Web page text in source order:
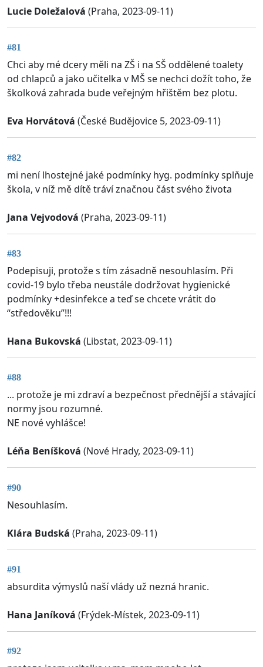
Lucie Doležalová (Praha, 2023-09-11)
#81
Chci aby mé dcery měli na ZŠ i na SŠ oddělené toalety
od chlapců a jako učitelka v MŠ se nechci dožít toho, že
školková zahrada bude veřejným hřištěm bez plotu.
Eva Horvátová (České Budějovice 5, 2023-09-11)
#82
mi není lhostejné jaké podmínky hyg. podmínky splňuje
škola, v níž mě dítě tráví značnou část svého života
Jana Vejvodová (Praha, 2023-09-11)
#83
Podepisuji, protože s tím zásadně nesouhlasím. Při
covid-19 bylo třeba neustále dodržovat hygienické
podmínky +desinfekce a teď se chcete vrátit do
“středověku”!!!
Hana Bukovská (Libstat, 2023-09-11)
#88
... protože je mi zdraví a bezpečnost přednější a stávající
normy jsou rozumné.
NE nové vyhlášce!
Léňa Beníšková (Nové Hrady, 2023-09-11)
#90
Nesouhlasím.
Klára Budská (Praha, 2023-09-11)
#91
absurdita výmyslů naší vlády už nezná hranic.
Hana Janíková (Frýdek-Místek, 2023-09-11)
#92